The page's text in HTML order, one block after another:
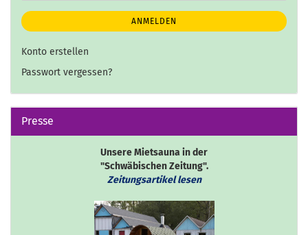
ANMELDEN
Konto erstellen
Passwort vergessen?
Presse
Unsere Mietsauna in der
"Schwäbischen Zeitung".
Zeitungsartikel lesen